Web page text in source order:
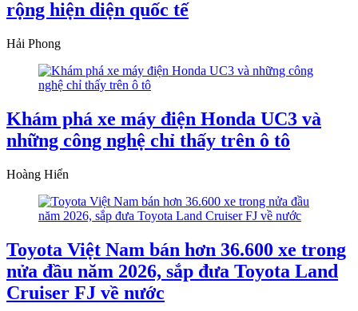
rộng hiện diện quốc tế
Hải Phong
Khám phá xe máy điện Honda UC3 và
những công nghệ chỉ thấy trên ô tô
Hoàng Hiển
Toyota Việt Nam bán hơn 36.600 xe trong
nửa đầu năm 2026, sắp đưa Toyota Land
Cruiser FJ về nước